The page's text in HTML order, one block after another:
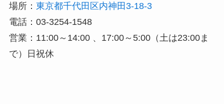
場所： 東京都千代田区内神田3-18-3
電話：03-3254-1548
営業：11:00～14:00 、17:00～5:00（土は23:00ま
で）日祝休